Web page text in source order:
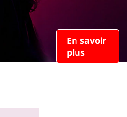
En savoir
plus